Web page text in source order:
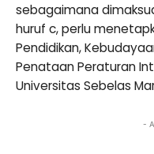
sebagaimana
huruf c, perlu
Pendidikan,
Penataan Peraturan
Universitas Sebelas
-